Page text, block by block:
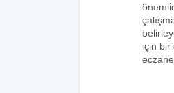
için bir